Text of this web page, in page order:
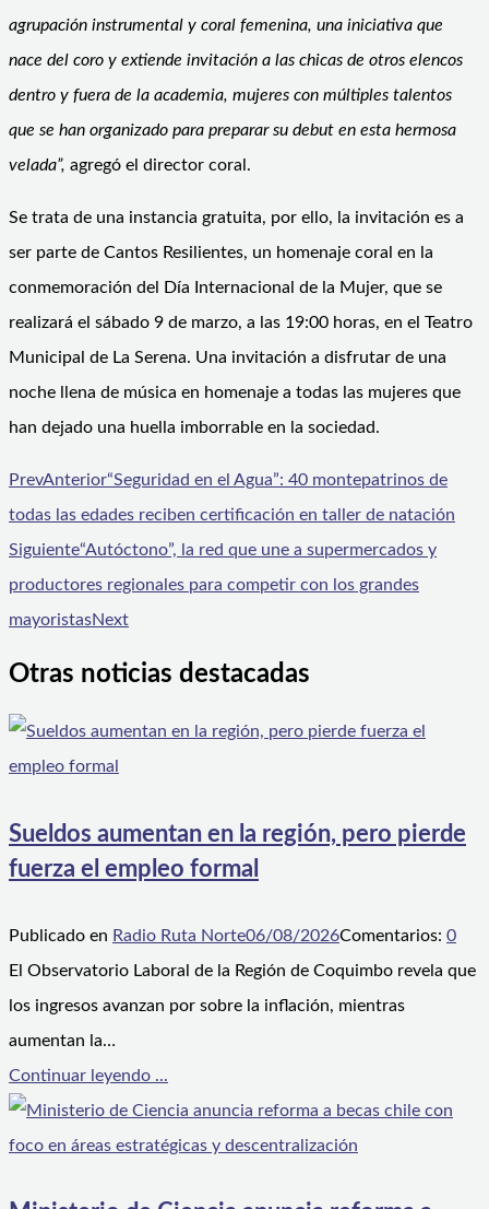
agrupación instrumental y coral femenina, una iniciativa que
nace del coro y extiende invitación a las chicas de otros elencos
dentro y fuera de la academia, mujeres con múltiples talentos
que se han organizado para preparar su debut en esta hermosa
velada”, agregó el director coral.
Se trata de una instancia gratuita, por ello, la invitación es a
ser parte de Cantos Resilientes, un homenaje coral en la
conmemoración del Día Internacional de la Mujer, que se
realizará el sábado 9 de marzo, a las 19:00 horas, en el Teatro
Municipal de La Serena. Una invitación a disfrutar de una
noche llena de música en homenaje a todas las mujeres que
han dejado una huella imborrable en la sociedad.
PrevAnterior“Seguridad en el Agua”: 40 montepatrinos de
todas las edades reciben certificación en taller de natación
Siguiente“Autóctono”, la red que une a supermercados y
productores regionales para competir con los grandes
mayoristasNext
Otras noticias destacadas
Sueldos aumentan en la región, pero pierde
fuerza el empleo formal
Publicado en Radio Ruta Norte06/08/2026Comentarios: 0
El Observatorio Laboral de la Región de Coquimbo revela que
los ingresos avanzan por sobre la inflación, mientras
aumentan la…
Continuar leyendo ...